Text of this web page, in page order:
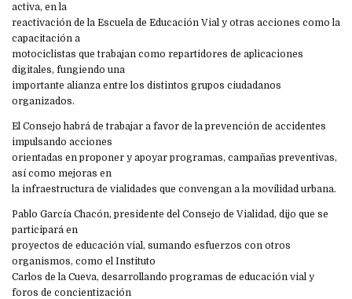
activa, en la
reactivación de la Escuela de Educación Vial y otras acciones como la
capacitación a
motociclistas que trabajan como repartidores de aplicaciones
digitales, fungiendo una
importante alianza entre los distintos grupos ciudadanos
organizados.
El Consejo habrá de trabajar a favor de la prevención de accidentes
impulsando acciones
orientadas en proponer y apoyar programas, campañas preventivas,
así como mejoras en
la infraestructura de vialidades que convengan a la movilidad urbana.
Pablo García Chacón, presidente del Consejo de Vialidad, dijo que se
participará en
proyectos de educación vial, sumando esfuerzos con otros
organismos, como el Instituto
Carlos de la Cueva, desarrollando programas de educación vial y
foros de concientización